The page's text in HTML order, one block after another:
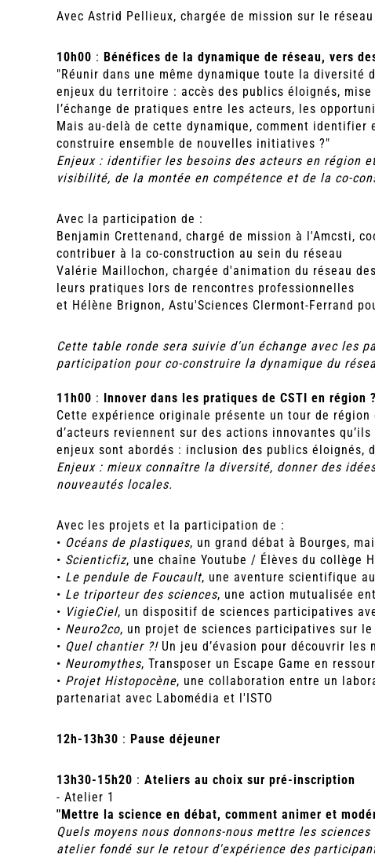
Avec Astrid Pellieux, chargée de mission sur le
10h00 : Bénéfices de la dynamique de réseau, vers
"Réunir dans une même dynamique toute la
enjeux du territoire : accès des publics éloignés,
l’échange de pratiques entre les acteurs, les
Mais au-delà de cette dynamique, comment
construire ensemble de nouvelles initiatives ?"
Enjeux : identifier les besoins des acteurs en région
visibilité, de la montée en compétence et de la co-
Avec la participation de :
Benjamin Crettenand, chargé de mission à l'Amcsti,
contribuer à la co-construction au sein du réseau
Valérie Maillochon, chargée d'animation du réseau
leurs pratiques lors de rencontres professionnelles
et Hélène Brignon, Astu'Sciences Clermont-Ferrand
Cette table ronde sera suivie d'un échange avec les
participation pour co-construire la dynamique du
11h00 : Innover dans les pratiques de CSTI en région
Cette expérience originale présente un tour de
d’acteurs reviennent sur des actions innovantes
enjeux sont abordés : inclusion des publics éloignés,
Enjeux : mieux connaître la diversité, donner des
nouveautés locales.
Avec les projets et la participation de :
• Océans de plastiques, un grand débat à Bourges,
• Scienticfiz, une chaîne Youtube / Élèves du collège
• Le pendule de Foucault, une aventure scientifique
• Le triporteur des sciences, une action mutualisée
• VigieCiel, un dispositif de sciences participatives
• Neuro2co, un projet de sciences participatives sur
• Quel chantier ?!Un jeu d’évasion pour découvrir les
• Neuromythes, Transposer un Escape Game en
• Projet Histopocène, une collaboration entre un
partenariat avec Labomédia et l'ISTO
12h-13h30 : Pause déjeuner
13h30-15h20 : Ateliers au choix sur pré-inscription
- Atelier 1
"Mettre la science en débat, comment animer et
Quels moyens nous donnons-nous mettre les
atelier fondé sur le retour d'expérience des